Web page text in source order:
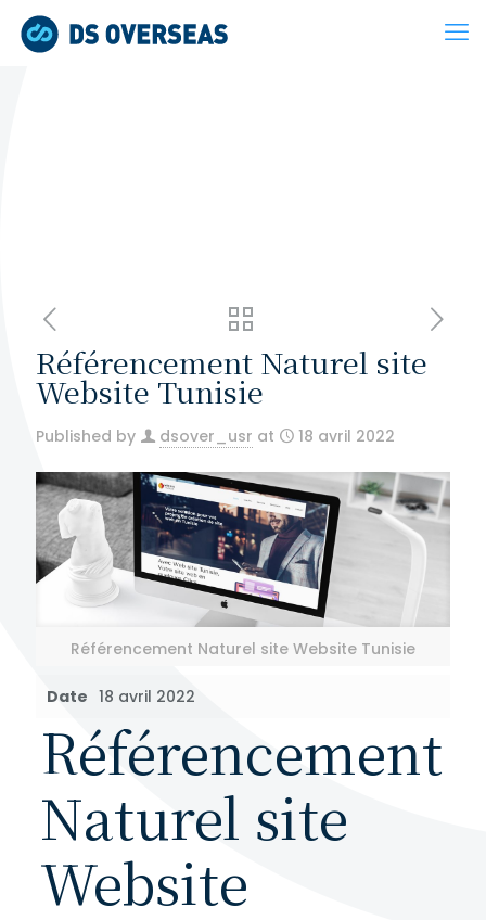
Référencement Naturel site
Website Tunisie
Published by dsover_usr at 18 avril 2022
Référencement Naturel site Website Tunisie
Date 18 avril 2022
Référencement
Naturel site
Website